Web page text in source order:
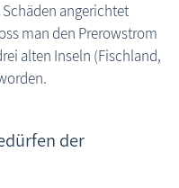
angerichtet
man den Prerowstrom
alten Inseln (Fischland,
der